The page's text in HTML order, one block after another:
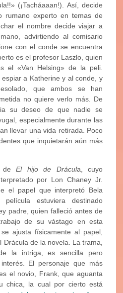
(¡Tacháaaan!). Así, decide
rumano experto en temas de
el nombre decide viajar a
advirtiendo al comisario
con el conde se encuentra
es el profesor Laszlo, quien
el «Van Helsing» de la peli.
a Katherine y al conde, y
que ambos se han
no quiere verlo más. De
su deseo de que nadie se
especialmente durante las
llevar una vida retirada. Poco
que inquietarán aún más
deEl hijo de Drácula, cuyo
por Lon Chaney Jr.
el papel que interpretó Bela
estuviera destinado
padre, quien falleció antes de
de su vástago en esta
ajusta físicamente al papel,
Drácula de la novela. La trama,
la intriga, es sencilla pero
El personaje que más
el novio, Frank, que aguanta
chica, la cual por cierto está